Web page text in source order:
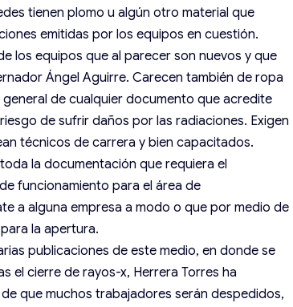
tienen plomo u algún otro material que
emitidas por los equipos en cuestión.
los equipos que al parecer son nuevos y que
Ángel Aguirre. Carecen también de ropa
de cualquier documento que acredite
de sufrir daños por las radiaciones. Exigen
técnicos de carrera y bien capacitados.
la documentación que requiera el
funcionamiento para el área de
a alguna empresa a modo o que por medio de
la apertura.
publicaciones de este medio, en donde se
el cierre de rayos-x, Herrera Torres ha
que muchos trabajadores serán despedidos,